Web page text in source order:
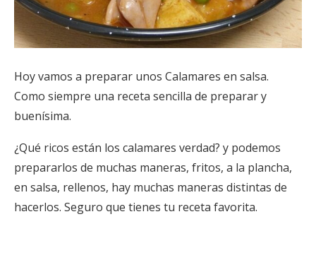
Hoy vamos a preparar unos Calamares en salsa.
Como siempre una receta sencilla de preparar y
buenísima.
¿Qué ricos están los calamares verdad? y podemos
prepararlos de muchas maneras, fritos, a la plancha,
en salsa, rellenos, hay muchas maneras distintas de
hacerlos. Seguro que tienes tu receta favorita.